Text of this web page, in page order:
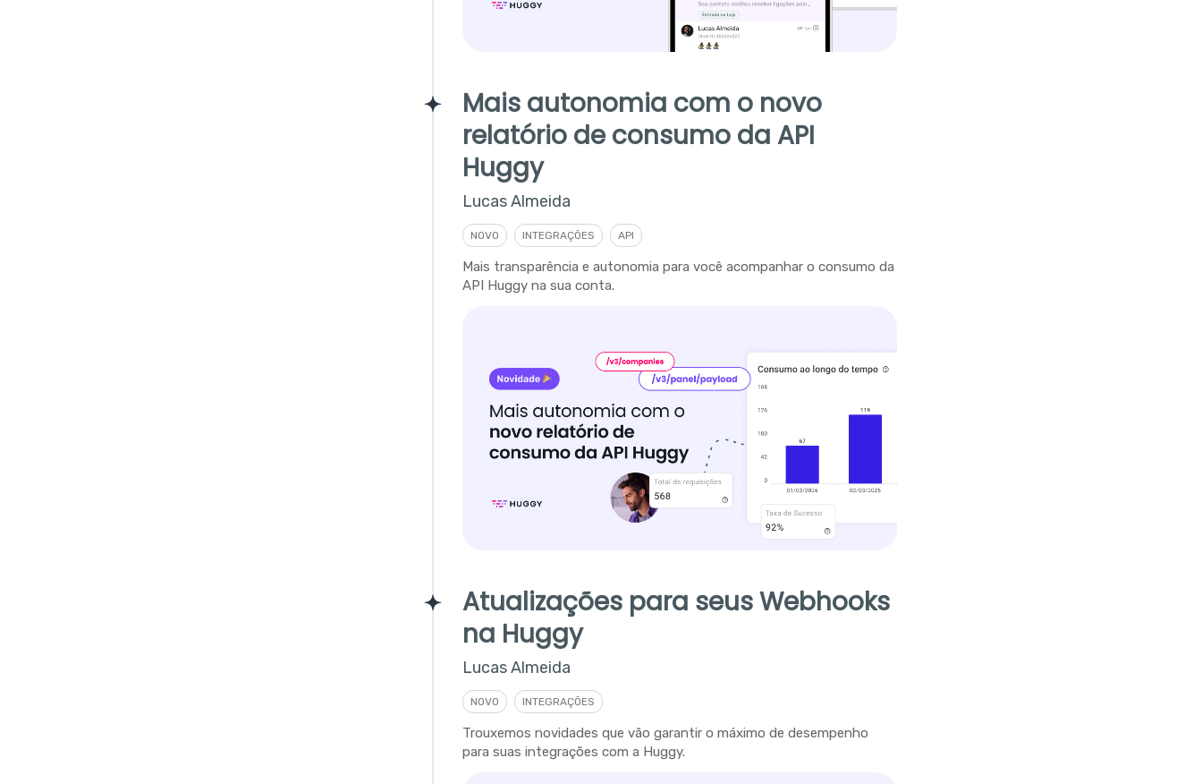
Mais autonomia com o novo
relatório de consumo da API
Huggy
Lucas Almeida
NOVO INTEGRAÇÕES API
Mais transparência e autonomia para você acompanhar o consumo da
API Huggy na sua conta.
Atualizações para seus Webhooks
na Huggy
Lucas Almeida
NOVO INTEGRAÇÕES
Trouxemos novidades que vão garantir o máximo de desempenho
para suas integrações com a Huggy.